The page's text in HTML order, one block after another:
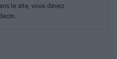
le site, vous devez